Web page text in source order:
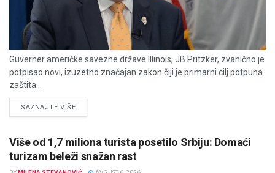
Guverner američke savezne države Illinois, JB Pritzker, zvanično je
potpisao novi, izuzetno značajan zakon čiji je primarni cilj potpuna
zaštita...
SAZNAJTE VIŠEDETAILS
Više od 1,7 miliona turista posetilo Srbiju: Domaći
turizam beleži snažan rast